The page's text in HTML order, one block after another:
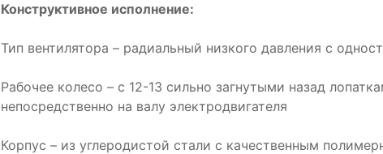
Конструктивное исполнение:
Тип вентилятора – радиальный низкого давления с
Рабочее колесо – с 12-13 сильно загнутыми назад
непосредственно на валу электродвигателя
Корпус – из углеродистой стали с качественным